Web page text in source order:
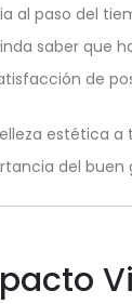
al paso del
saber que
de
estética
del buen